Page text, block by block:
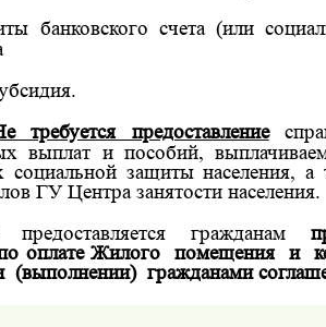
банковского счета (или
требуется предоставление
выплат и пособий,
социальной защиты населения, а
ГУ Центра занятости населения.
предоставляется гражданам
оплате Жилого
помещения и
(выполнении) гражданами